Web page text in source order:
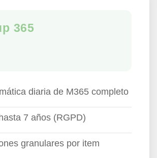
365
diaria de M365 completo
7 años (RGPD)
granulares por item